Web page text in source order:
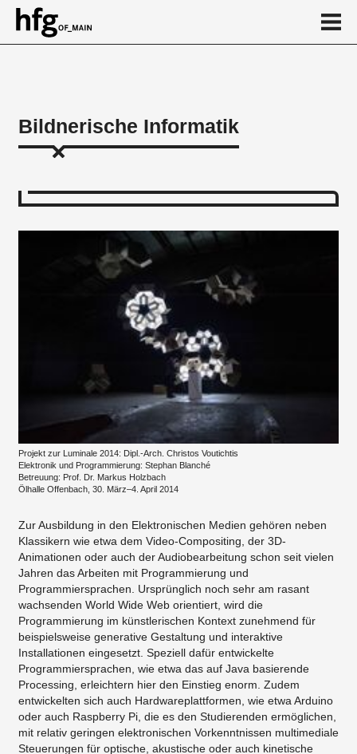
Über
Bildnerische Informatik
Projekt zur Luminale 2014: Dipl.-Arch. Christos Voutichtis
​Elektronik und Programmierung: Stephan Blanché
Betreuung: Prof. Dr. Markus Holzbach
Ölhalle Offenbach, 30. März–4. April 2014
Zur Ausbildung in den Elektronischen Medien gehören neben
Klassikern wie etwa dem Video-Compositing, der 3D-
Animationen oder auch der Audiobearbeitung schon seit vielen
Jahren das Arbeiten mit Programmierung und
Programmiersprachen. Ursprünglich noch sehr am rasant
wachsenden World Wide Web orientiert, wird die
Programmierung im künstlerischen Kontext zunehmend für
beispielsweise generative Gestaltung und interaktive
Installationen eingesetzt. Speziell dafür entwickelte
Programmiersprachen, wie etwa das auf Java basierende
Processing, erleichtern hier den Einstieg enorm. Zudem
entwickelten sich auch Hardwareplattformen, wie etwa Arduino
oder auch Raspberry Pi, die es den Studierenden ermöglichen,
mit relativ geringen elektronischen Vorkenntnissen multimediale
Steuerungen für optische, akustische oder auch kinetische